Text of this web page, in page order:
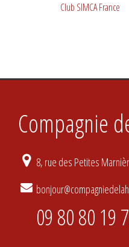
Club SIMCA France
Compagnie
8, rue des Petites
09 80 80 19